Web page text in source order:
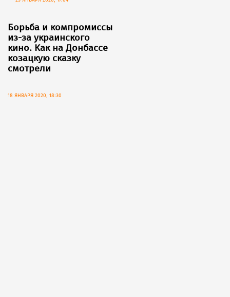
Борьба и компромиссы
из-за украинского
кино. Как на Донбассе
козацкую сказку
смотрели
18 ЯНВАРЯ 2020, 18:30